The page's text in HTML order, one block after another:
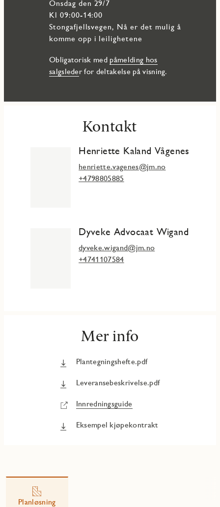
onsdag den 29/7
Kl 09:00-14:00
Stongafjellsvegen, Nå er det mulig å
komme opp i leilighetene
Obligatorisk med påmelding hos
salgsleder for deltakelse på visning.
Kontakt
Henriette Kaland Vågenes
henriette.vagenes@jm.no
+4798805885
Dyveke Advocaat Wigand
dyveke.wigand@jm.no
+4741107584
Mer info
Plantegningshefte.pdf
Leveransebeskrivelse.pdf
Innredningsguide
Eksempel kjøpekontrakt
Planløsning